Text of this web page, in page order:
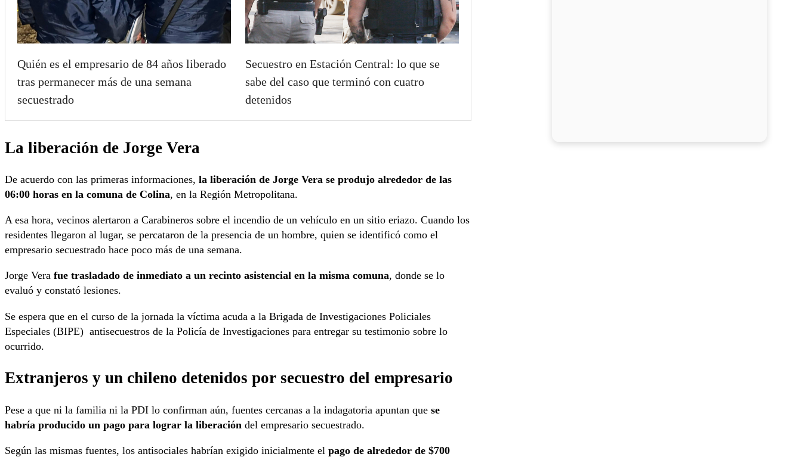
Quién es el empresario de 84 años liberado
tras permanecer más de una semana
secuestrado
Secuestro en Estación Central: lo que se
sabe del caso que terminó con cuatro
detenidos
La liberación de Jorge Vera
De acuerdo con las primeras informaciones, la liberación de Jorge Vera se produjo alrededor de las
06:00 horas en la comuna de Colina, en la Región Metropolitana.
A esa hora, vecinos alertaron a Carabineros sobre el incendio de un vehículo en un sitio eriazo. Cuando los
residentes llegaron al lugar, se percataron de la presencia de un hombre, quien se identificó como el
empresario secuestrado hace poco más de una semana.
Jorge Vera fue trasladado de inmediato a un recinto asistencial en la misma comuna, donde se lo
evaluó y constató lesiones.
Se espera que en el curso de la jornada la víctima acuda a la Brigada de Investigaciones Policiales
Especiales (BIPE) antisecuestros de la Policía de Investigaciones para entregar su testimonio sobre lo
ocurrido.
Extranjeros y un chileno detenidos por secuestro del empresario
Pese a que ni la familia ni la PDI lo confirman aún, fuentes cercanas a la indagatoria apuntan que se
habría producido un pago para lograr la liberación del empresario secuestrado.
Según las mismas fuentes, los antisociales habrían exigido inicialmente el pago de alrededor de $700